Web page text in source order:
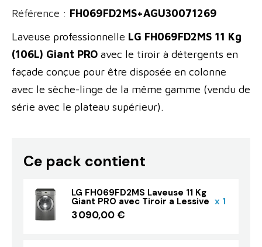
Référence : FH069FD2MS+AGU30071269
Laveuse professionnelle LG FH069FD2MS 11 Kg
(106L) Giant PROavec le tiroir à détergents en
façade conçue pour être disposée en colonne
avec le sèche-linge de la même gamme (vendu de
série avec le plateau supérieur).
Ce pack contient
LG FH069FD2MS Laveuse 11 Kg
Giant PRO avec Tiroir a Lessive x 1
3 090,00 €